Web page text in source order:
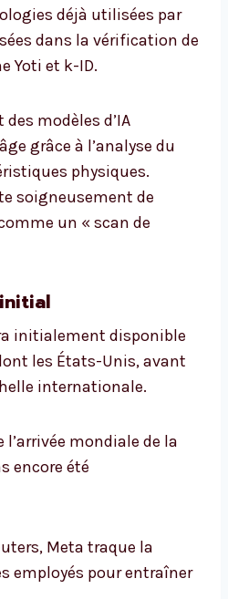
déjà utilisées par
dans la vérification de
Yoti et k-ID.
modèles d’IA
grâce à l’analyse du
physiques.
soigneusement de
un « scan de
initialement disponible
les États-Unis, avant
internationale.
l’arrivée mondiale de la
encore été
Meta traque la
employés pour entraîner